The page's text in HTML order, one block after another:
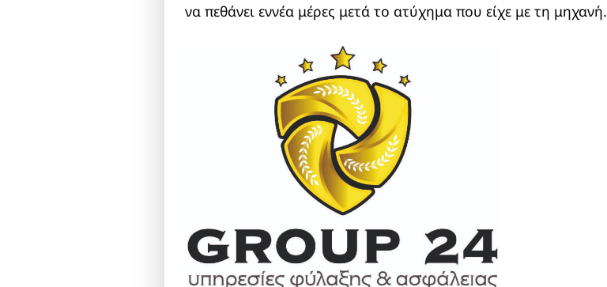
να πεθάνει εννέα μέρες μετά το ατύχημα που είχε με τη μηχανή.